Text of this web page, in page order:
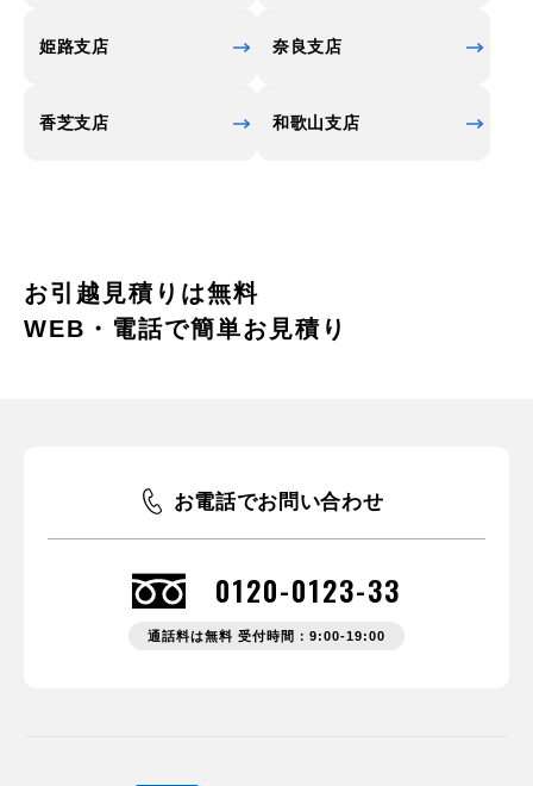
姫路支店 奈良支店
香芝支店 和歌山支店
お引越見積りは無料
WEB・電話で簡単お見積り
お電話でお問い合わせ
0120-0123-33
通話料は無料 受付時間：9:00-19:00